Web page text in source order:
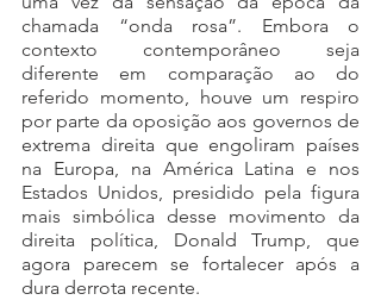
chamada “onda rosa”. Embora o
contexto contemporâneo seja
diferente em comparação ao do
referido momento, houve um respiro
por parte da oposição aos governos de
extrema direita que engoliram países
na Europa, na América Latina e nos
Estados Unidos, presidido pela figura
mais simbólica desse movimento da
direita política, Donald Trump, que
agora parecem se fortalecer após a
dura derrota recente.